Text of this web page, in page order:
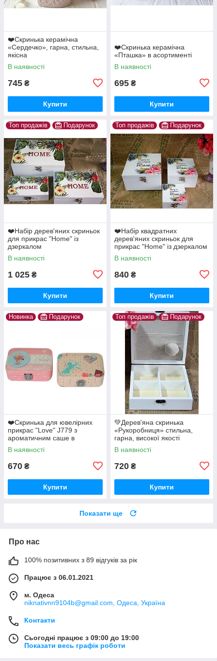
❤️Скринька керамічна
«Сердечко», гарна, стильна,
якісна
В наявності
745 ₴
Купити
❤️Скринька керамічна
«Пташка» в асортименті
В наявності
695 ₴
Купити
Топ продажів Подарунок
❤️Набір дерев'яних скриньок
для прикрас "Home" із
дзеркалом
В наявності
1 025 ₴
Купити
Топ продажів Подарунок
❤️Набір квадратних
дерев'яних скриньок для
прикрас "Home" із дзеркалом
В наявності
840 ₴
Купити
Новинка Подарунок
❤️Скринька для ювелірних
прикрас "Love" J779 з
ароматичним саше в
асортименті
В наявності
670 ₴
Купити
Топ продажів Подарунок
💚Дерев'яна скринька
«Рукоробниця» стильна,
гарна, високої якості
В наявності
720 ₴
Купити
Показати ще
Про нас
100% позитивних з 89 відгуків за рік
Працює з 06.01.2021
м. Одеса
niknativnn9104b@gmail.com, Одеса, Україна
Контакти
Сьогодні працює з 09:00 до 19:00
Показати весь графік роботи